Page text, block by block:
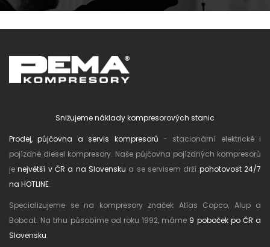
Snižujeme náklady kompresorových stanic
Prodej, půjčovna a servis kompresorů - stacionární elektrické i
pojízdné diesel kompresory. Naše půjčovna pojízdných kompresorů
jenejvětší v ČR a na Slovensku a se servisem drží pohotovost 24/7
na HOTLINE.
Specializujeme se na kompresory značek Atlas Copco, Alup a
Bobcat. Na trhu působíme od roku 1992, máme 9 poboček po ČR a
Slovensku.